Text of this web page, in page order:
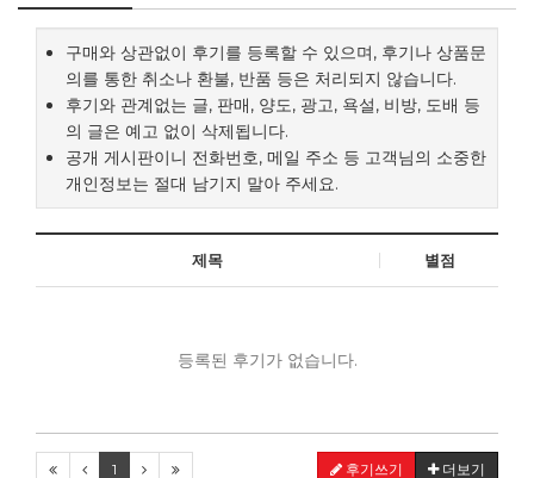
구매와 상관없이 후기를 등록할 수 있으며, 후기나 상품문
의를 통한 취소나 환불, 반품 등은 처리되지 않습니다.
후기와 관계없는 글, 판매, 양도, 광고, 욕설, 비방, 도배 등
의 글은 예고 없이 삭제됩니다.
공개 게시판이니 전화번호, 메일 주소 등 고객님의 소중한
개인정보는 절대 남기지 말아 주세요.
제목 별점
등록된 후기가 없습니다.
1 후기쓰기 더보기